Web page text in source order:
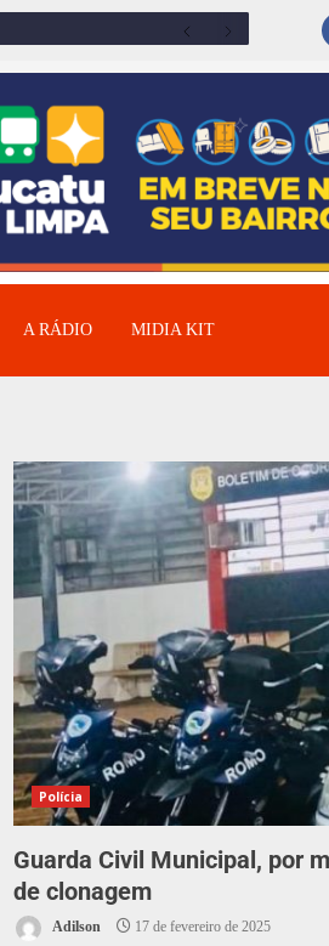
A RÁDIO MIDIA KIT
Polícia
Guarda Civil Municipal, por
de clonagem
Adilson 17 de fevereiro de 2025